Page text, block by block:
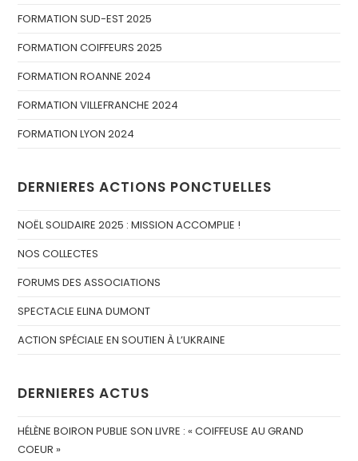
FORMATION SUD-EST 2025
FORMATION COIFFEURS 2025
FORMATION ROANNE 2024
FORMATION VILLEFRANCHE 2024
FORMATION LYON 2024
DERNIERES ACTIONS PONCTUELLES
NOËL SOLIDAIRE 2025 : MISSION ACCOMPLIE !
NOS COLLECTES
FORUMS DES ASSOCIATIONS
SPECTACLE ELINA DUMONT
ACTION SPÉCIALE EN SOUTIEN À L’UKRAINE
DERNIERES ACTUS
HÉLÈNE BOIRON PUBLIE SON LIVRE : « COIFFEUSE AU GRAND
COEUR »